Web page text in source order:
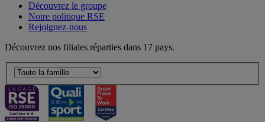
Découvrez le groupe
Notre politique RSE
Rejoignez-nous
Découvrez nos filiales réparties dans 17 pays.